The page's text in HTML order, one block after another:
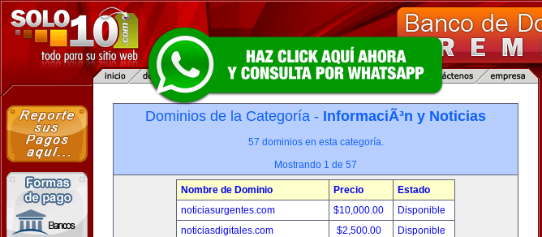
Dominios de la Categoría - InformaciÃ³n y Noticias
57 dominios en esta categoría.
Mostrando 1 de 57
Nombre de Dominio Precio
Estado
noticiasurgentes.com
$10,000.00
Disponible
noticiasdigitales.com
$2,500.00
Disponible